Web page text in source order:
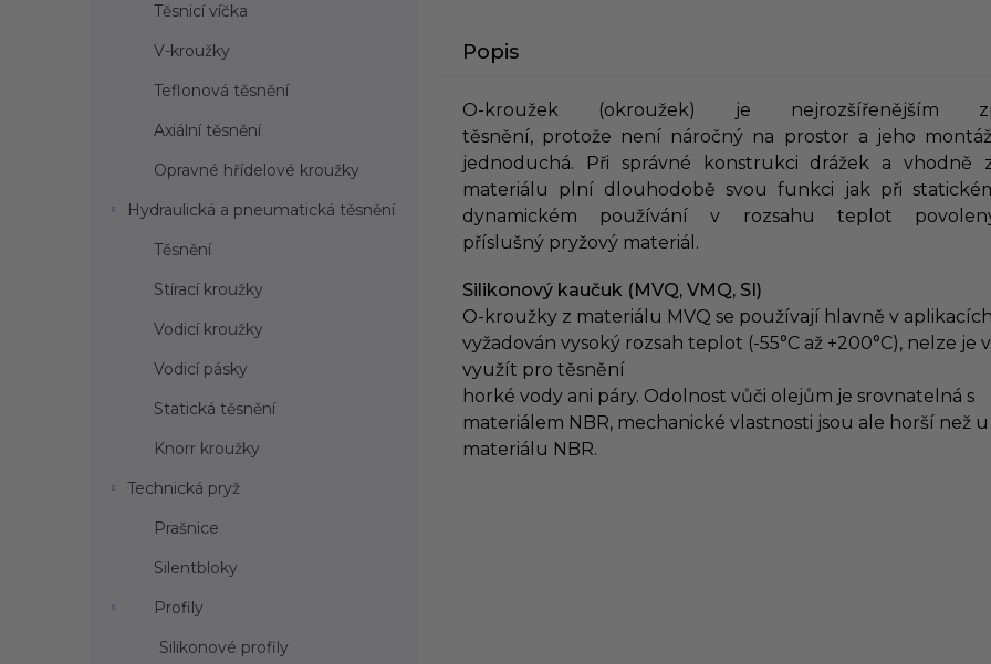
Těsnicí víčka
V-kroužky
Teflonová těsnění
Axiální těsnění
Opravné hřídelové kroužky
Hydraulická a pneumatická těsnění
Těsnění
Stírací kroužky
Vodicí kroužky
Vodicí pásky
Statická těsnění
Knorr kroužky
Technická pryž
Prašnice
Silentbloky
Profily
Silikonové profily
Popis
O-kroužek (okroužek) je nejrozšířenějším
těsnění, protože není náročný na prostor a jeho
jednoduchá. Při správné konstrukci drážek a vhodně
materiálu plní dlouhodobě svou funkci jak při
dynamickém používání v rozsahu teplot
příslušný pryžový materiál.
Silikonový kaučuk (MVQ, VMQ, SI)
O-kroužky z materiálu MVQ se používají hlavně v
vyžadován vysoký rozsah teplot (-55°C až +200°C), nelze je
využít pro těsnění
horké vody ani páry. Odolnost vůči olejům je srovnatelná s
materiálem NBR, mechanické vlastnosti jsou ale horší než u
materiálu NBR.